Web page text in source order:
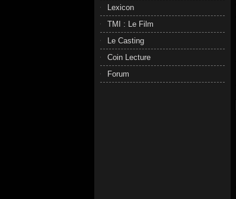
Lexicon
TMI : Le Film
Le Casting
Coin Lecture
Forum